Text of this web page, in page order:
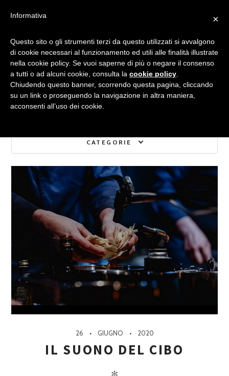
Archivio
CATEGORIE
26 GIUGNO 2020
IL SUONO DEL CIBO
×
Informativa
Questo sito o gli strumenti terzi da questo utilizzati si avvalgono
di cookie necessari al funzionamento ed utili alle finalità illustrate
nella cookie policy. Se vuoi saperne di più o negare il consenso
a tutti o ad alcuni cookie, consulta la cookie policy
Chiudendo questo banner, scorrendo questa pagina, cliccando
su un link o proseguendo la navigazione in altra maniera,
acconsenti all’uso dei cookie.